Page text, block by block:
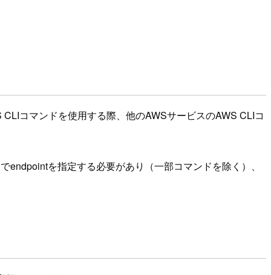
コマンドを使用する際、他のAWSサービスのAWS CLIコ
でendpointを指定する必要があり（一部コマンドを除く）、